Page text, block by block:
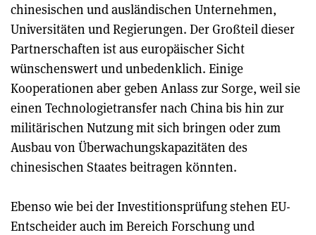
chinesischen und ausländischen Unternehmen,
Universitäten und Regierungen. Der Großteil dieser
Partnerschaften ist aus europäischer Sicht
wünschenswert und unbedenklich. Einige
Kooperationen aber geben Anlass zur Sorge, weil sie
einen Technologietransfer nach China bis hin zur
militärischen Nutzung mit sich bringen oder zum
Ausbau von Überwachungskapazitäten des
chinesischen Staates beitragen könnten.
Ebenso wie bei der Investitionsprüfung stehen EU-
Entscheider auch im Bereich Forschung und